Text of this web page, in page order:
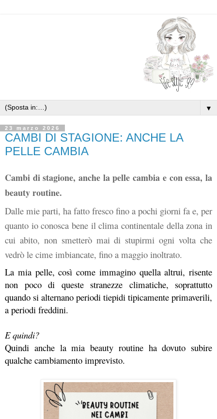
▼
23 marzo 2026
CAMBI DI STAGIONE: ANCHE LA
PELLE CAMBIA
Cambi di stagione, anche la pelle cambia e con essa, la
beauty routine.
Dalle mie parti, ha fatto fresco fino a pochi giorni fa e, per
quanto io conosca bene il clima continentale della zona in
cui abito, non smetterò mai di stupirmi ogni volta che
vedrò le cime imbiancate, fino a maggio inoltrato.
La mia pelle, così come immagino quella altrui, risente
non poco di queste stranezze climatiche, soprattutto
quando si alternano periodi tiepidi tipicamente primaverili,
a periodi freddini.
E quindi?
Quindi anche la mia beauty routine ha dovuto subire
qualche cambiamento imprevisto.